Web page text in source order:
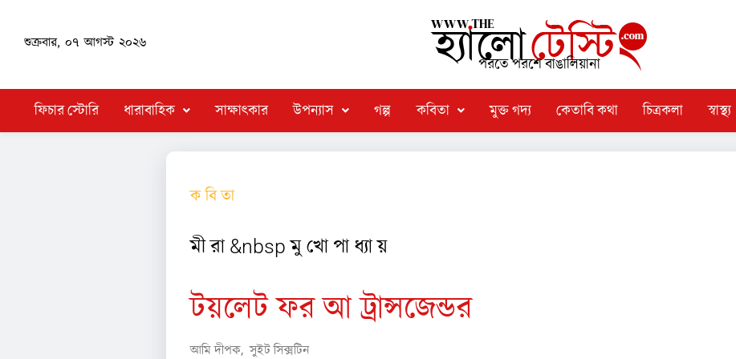
শুক্রবার, ০৭ আগস্ট ২০২৬
পরতে পরশে বাঙালিয়ানা
ফিচার স্টোরি ধারাবাহিক সাক্ষাৎকার উপন্যাস গল্প কবিতা মুক্ত গদ্য কেতাবি কথা চিত্রকলা স্বাস্থ্য
ক বি তা
মী রা &nbsp মু খো পা ধ্যা য়
টয়লেট ফর আ ট্রান্সজেন্ডর
আমি দীপক, সুইট সিক্সটিন